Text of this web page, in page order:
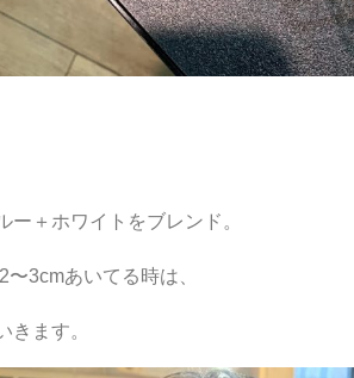
ー＋ホワイトをブレンド。
3cmあいてる時は、
きます。